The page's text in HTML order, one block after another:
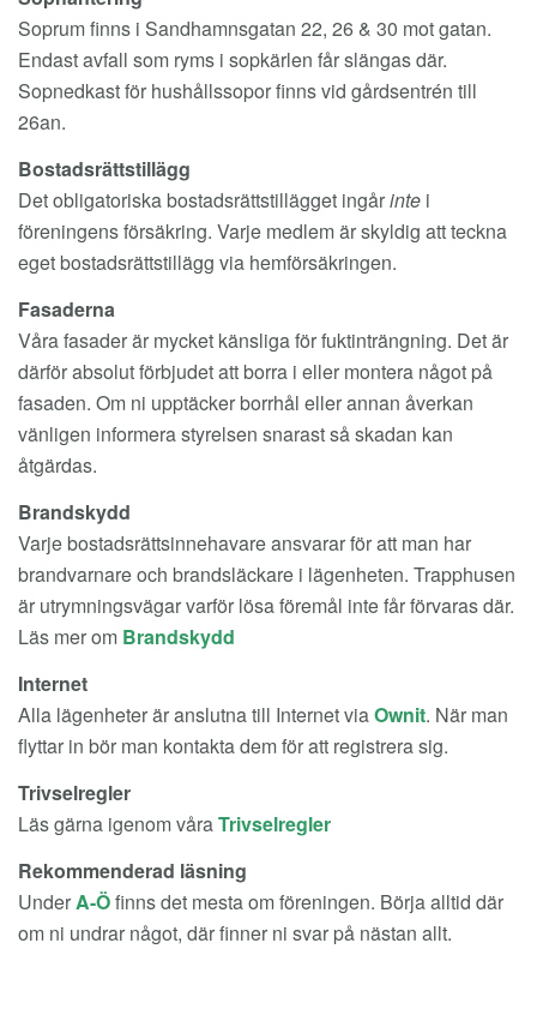
Soprum finns i Sandhamnsgatan 22, 26 & 30 mot gatan.
Endast avfall som ryms i sopkärlen får slängas där.
Sopnedkast för hushållssopor finns vid gårdsentrén till
26an.
Bostadsrättstillägg
Det obligatoriska bostadsrättstillägget ingårinte i
föreningens försäkring. Varje medlem är skyldig att teckna
eget bostadsrättstillägg via hemförsäkringen.
Fasaderna
Våra fasader är mycket känsliga för fuktinträngning. Det är
därför absolut förbjudet att borra i eller montera något på
fasaden. Om ni upptäcker borrhål eller annan åverkan
vänligen informera styrelsen snarast så skadan kan
åtgärdas.
Brandskydd
Varje bostadsrättsinnehavare ansvarar för att man har
brandvarnare och brandsläckare i lägenheten. Trapphusen
är utrymningsvägar varför lösa föremål inte får förvaras där.
Läs mer om Brandskydd
Internet
Alla lägenheter är anslutna till Internet viaOwnit. När man
flyttar in bör man kontakta dem för att registrera sig.
Trivselregler
Läs gärna igenom våraTrivselregler
Rekommenderad läsning
UnderA-Öfinns det mesta om föreningen. Börja alltid där
om ni undrar något, där finner ni svar på nästan allt.